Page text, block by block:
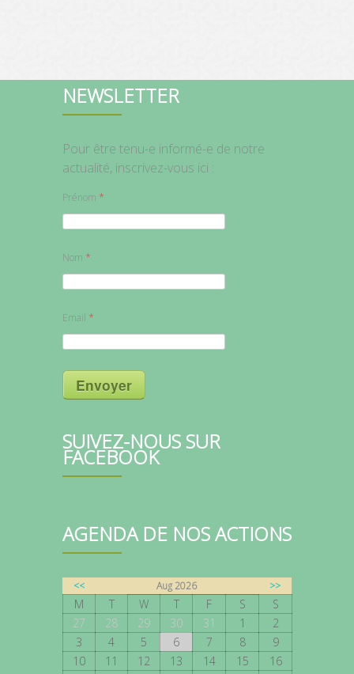
NEWSLETTER
Pour être tenu-e informé-e de notre
actualité, inscrivez-vous ici :
Prénom
Nom
Email
Envoyer
SUIVEZ-NOUS SUR
FACEBOOK
AGENDA DE NOS ACTIONS
<< Aug 2026 >>
M T W T F S
S
27
28 29 30 31 1
2
3
4 5 6 7 8
9
10
11 12 13 14 15
16